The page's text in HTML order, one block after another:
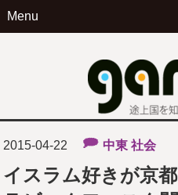
Menu
2015-04-22 中東 社会
イスラム好きが京